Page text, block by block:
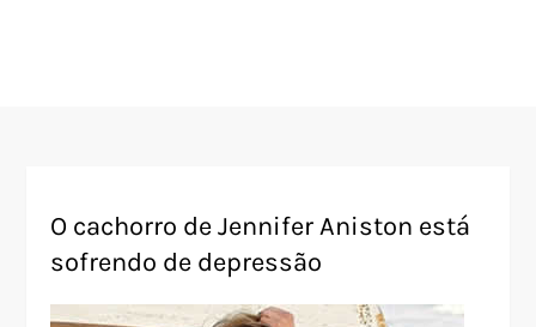
O cachorro de Jennifer Aniston está
sofrendo de depressão